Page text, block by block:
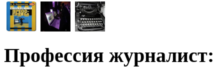
Профессия журналист: